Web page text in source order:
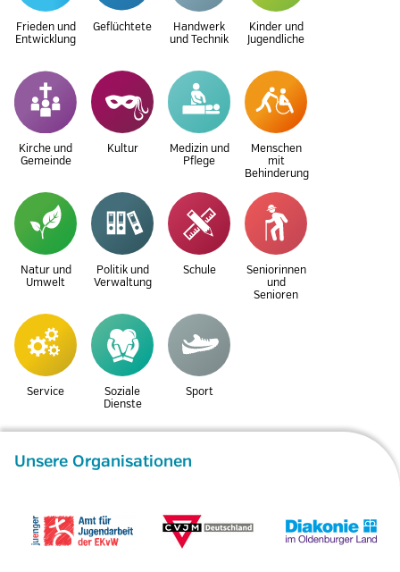
Frieden und
Entwicklung
Geflüchtete
Handwerk
und Technik
Kinder und
Jugendliche
Kirche und
Gemeinde
Kultur
Medizin und
Pflege
Menschen
mit
Behinderung
Natur und
Umwelt
Politik und
Verwaltung
Schule
Seniorinnen
und
Senioren
Service
Soziale
Dienste
Sport
Unsere Organisationen